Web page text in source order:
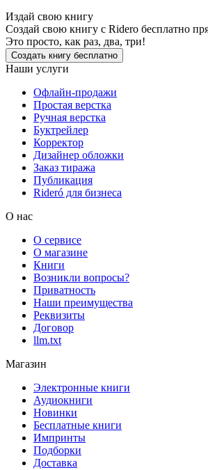
Издай свою книгу
Создай свою книгу с Ridero бесплатно
Это просто, как раз, два, три!
Создать книгу бесплатно
Наши услуги
Офлайн-продажи
Простая верстка
Ручная верстка
Буктрейлер
Корректор
Дизайнер обложки
Заказ тиража
Публикация
Rideró для бизнеса
О нас
О сервисе
О магазине
Книги
Возникли вопросы?
Приватность
Наши преимущества
Реквизиты
Договор
llm.txt
Магазин
Электронные книги
Аудиокниги
Новинки
Бесплатные книги
Импринты
Подборки
Доставка